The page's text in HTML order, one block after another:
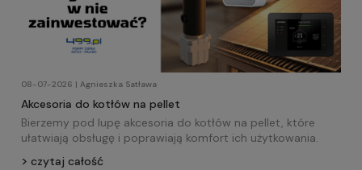
08-07-2026 | Agnieszka Satława
Akcesoria do kotłów na pellet
Bierzemy pod lupę akcesoria do kotłów na pellet, które
ułatwiają obsługę i poprawiają komfort ich użytkowania.
czytaj całość